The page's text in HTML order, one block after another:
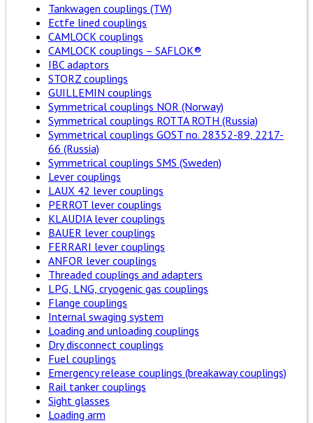
Tankwagen couplings (TW)
Ectfe lined couplings
CAMLOCK couplings
CAMLOCK couplings – SAFLOK®
IBC adaptors
STORZ couplings
GUILLEMIN couplings
Symmetrical couplings NOR (Norway)
Symmetrical couplings ROTTA ROTH (Russia)
Symmetrical couplings GOST no. 28352-89, 2217-
66 (Russia)
Symmetrical couplings SMS (Sweden)
Lever couplings
LAUX 42 lever couplings
PERROT lever couplings
KLAUDIA lever couplings
BAUER lever couplings
FERRARI lever couplings
ANFOR lever couplings
Threaded couplings and adapters
LPG, LNG, cryogenic gas couplings
Flange couplings
Internal swaging system
Loading and unloading couplings
Dry disconnect couplings
Fuel couplings
Emergency release couplings (breakaway couplings)
Rail tanker couplings
Sight glasses
Loading arm